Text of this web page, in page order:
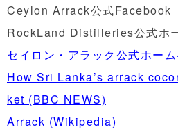
Ceylon Arrack公式Facebook
RockLand Distilleries公式ホ
セイロン・アラック公式ホー
How Sri Lanka’s arrack
ket (BBC NEWS)
Arrack (Wikipedia)